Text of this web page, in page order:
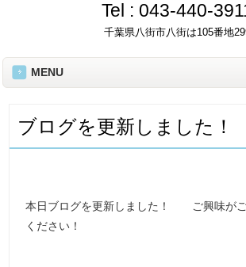
Tel : 043-440-
千葉県八街市八街は105番地
MENU
ブログを更新しました！
本日ブログを更新しました！ ご興味がご
ください！